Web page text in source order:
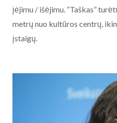
įėjimu / išėjimu. “Taškas”
metrų nuo kultūros centrų,
įstaigų.